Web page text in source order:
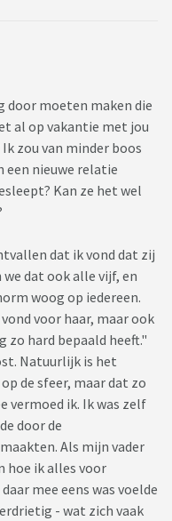
door moeten maken die
al op vakantie met jou
zou van minder boos
een nieuwe relatie
Kan ze het wel
dat ik vond dat zij
dat ook alle vijf, en
woog op iedereen.
voor haar, maar ook
zo hard bepaald heeft."
Natuurlijk is het
de sfeer, maar dat zo
vermoed ik. Ik was zelf
door de
Als mijn vader
hoe ik alles voor
mee eens was voelde
- wat zich vaak